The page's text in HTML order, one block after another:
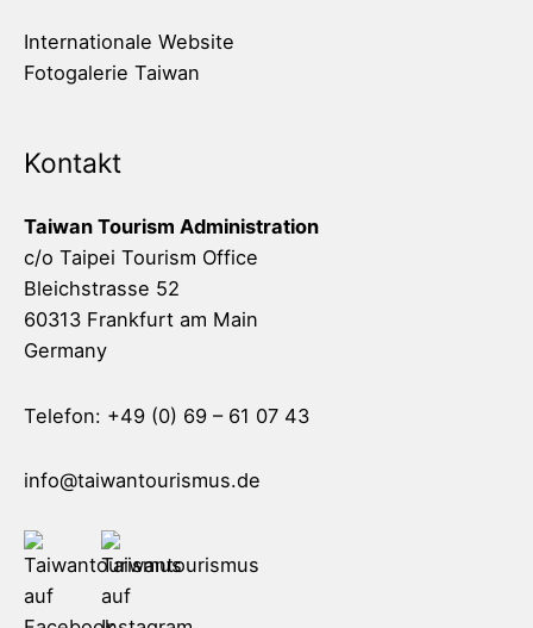
Internationale Website
Fotogalerie Taiwan
Kontakt
Taiwan Tourism Administration
c/o Taipei Tourism Office
Bleichstrasse 52
60313 Frankfurt am Main
Germany
Telefon: +49 (0) 69 – 61 07 43
info@taiwantourismus.de